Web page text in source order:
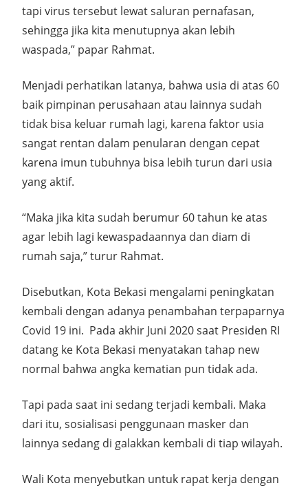
tapi virus tersebut lewat saluran pernafasan,
sehingga jika kita menutupnya akan lebih
waspada,” papar Rahmat.
Menjadi perhatikan latanya, bahwa usia di atas 60
baik pimpinan perusahaan atau lainnya sudah
tidak bisa keluar rumah lagi, karena faktor usia
sangat rentan dalam penularan dengan cepat
karena imun tubuhnya bisa lebih turun dari usia
yang aktif.
“Maka jika kita sudah berumur 60 tahun ke atas
agar lebih lagi kewaspadaannya dan diam di
rumah saja,” turur Rahmat.
Disebutkan, Kota Bekasi mengalami peningkatan
kembali dengan adanya penambahan terpaparnya
Covid 19 ini. Pada akhir Juni 2020 saat Presiden RI
datang ke Kota Bekasi menyatakan tahap new
normal bahwa angka kematian pun tidak ada.
Tapi pada saat ini sedang terjadi kembali. Maka
dari itu, sosialisasi penggunaan masker dan
lainnya sedang di galakkan kembali di tiap wilayah.
Wali Kota menyebutkan untuk rapat kerja dengan